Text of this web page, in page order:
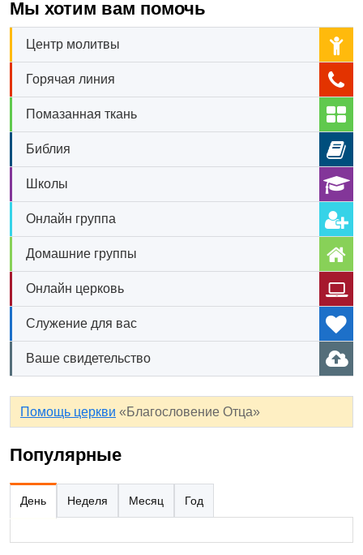
Мы хотим вам помочь
Центр молитвы
Горячая линия
Помазанная ткань
Библия
Школы
Онлайн группа
Домашние группы
Онлайн церковь
Служение для вас
Ваше свидетельство
Помощь церкви «Благословение Отца»
Популярные
День Неделя Месяц Год